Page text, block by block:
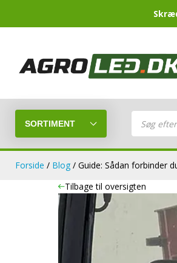
Mere end 500 varer på lager Din
SORTIMENT
Products
search
LED-Guide
Sammensæt din egen LED-pakke.
LED-barer og fjernlys
Forside / Blog / Guide: Sådan forbinder
Tilbage til oversigten